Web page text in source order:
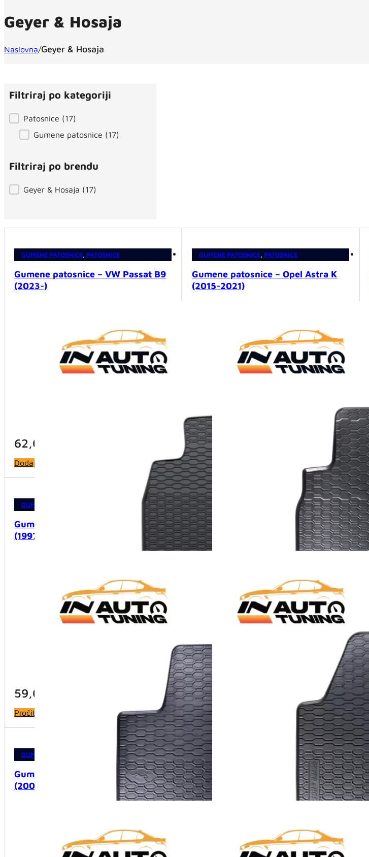
Geyer & Hosaja
Naslovna/Geyer & Hosaja
Filtriraj po kategoriji
Filtriraj po kategoriji
Patosnice (17)
Gumene patosnice (17)
Filtriraj po brendu
Filtriraj po brendu
Geyer & Hosaja (17)
GUMENE PATOSNICE, PATOSNICE
Gumene patosnice – VW Passat B9
(2023-)
62,00
Dodaj u korpu
GUMENE PATOSNICE, PATOSNICE
Gumene patosnice – Opel Astra K
(2015-2021)
59,00
Dodaj u korpu
GUMENE PATOSNICE
Gumene patosnice – VW Golf IV
(1997-2005)
59,00
Pročitaj više
GUMENE PATOSNICE PATOSNICE
Gumene patosnice – VW Polo V 6R
(2009-2017)
59,00
Dodaj u korpu
GUMENE PATOSNICE PATOSNICE
Gumene patosnice – VW Golf V/VI
(2003-2012)
GUMENE PATOSNICE
Gumene patosnice – VW Passat
B6/B7 (2005-2015)